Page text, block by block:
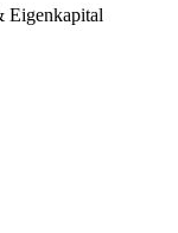
Eigenkapital